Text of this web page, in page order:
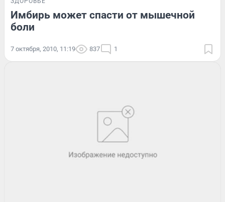
Имбирь может спасти от мышечной
боли
7 октября, 2010, 11:19 837 1